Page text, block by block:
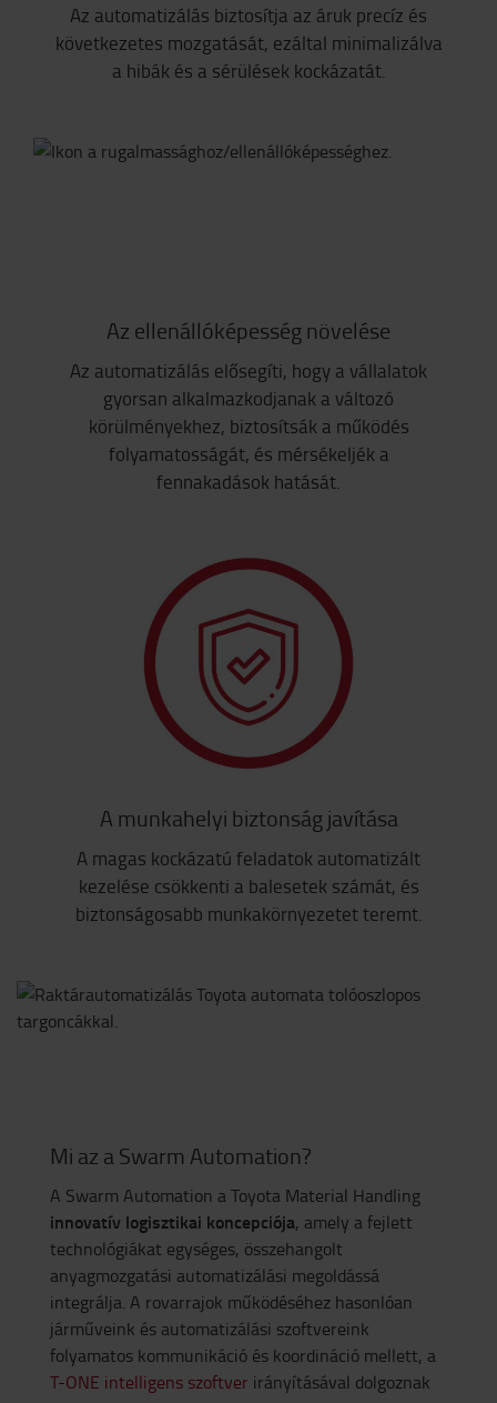
Az automatizálás biztosítja az áruk precíz és
következetes mozgatását, ezáltal minimalizálva
a hibák és a sérülések kockázatát.
Az ellenállóképesség növelése
Az automatizálás elősegíti, hogy a vállalatok
gyorsan alkalmazkodjanak a változó
körülményekhez, biztosítsák a működés
folyamatosságát, és mérsékeljék a
fennakadások hatását.
A munkahelyi biztonság javítása
A magas kockázatú feladatok automatizált
kezelése csökkenti a balesetek számát, és
biztonságosabb munkakörnyezetet teremt.
Mi az a Swarm Automation?
A Swarm Automation a Toyota Material Handling
innovatív logisztikai koncepciója, amely a fejlett
technológiákat egységes, összehangolt
anyagmozgatási automatizálási megoldássá
integrálja. A rovarrajok működéséhez hasonlóan
járműveink és automatizálási szoftvereink
folyamatos kommunikáció és koordináció mellett, a
T-ONE intelligens szoftver irányításával dolgoznak